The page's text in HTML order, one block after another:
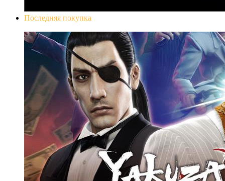
Последняя покупка